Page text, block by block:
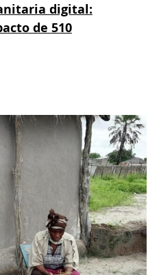
digital:
de 510